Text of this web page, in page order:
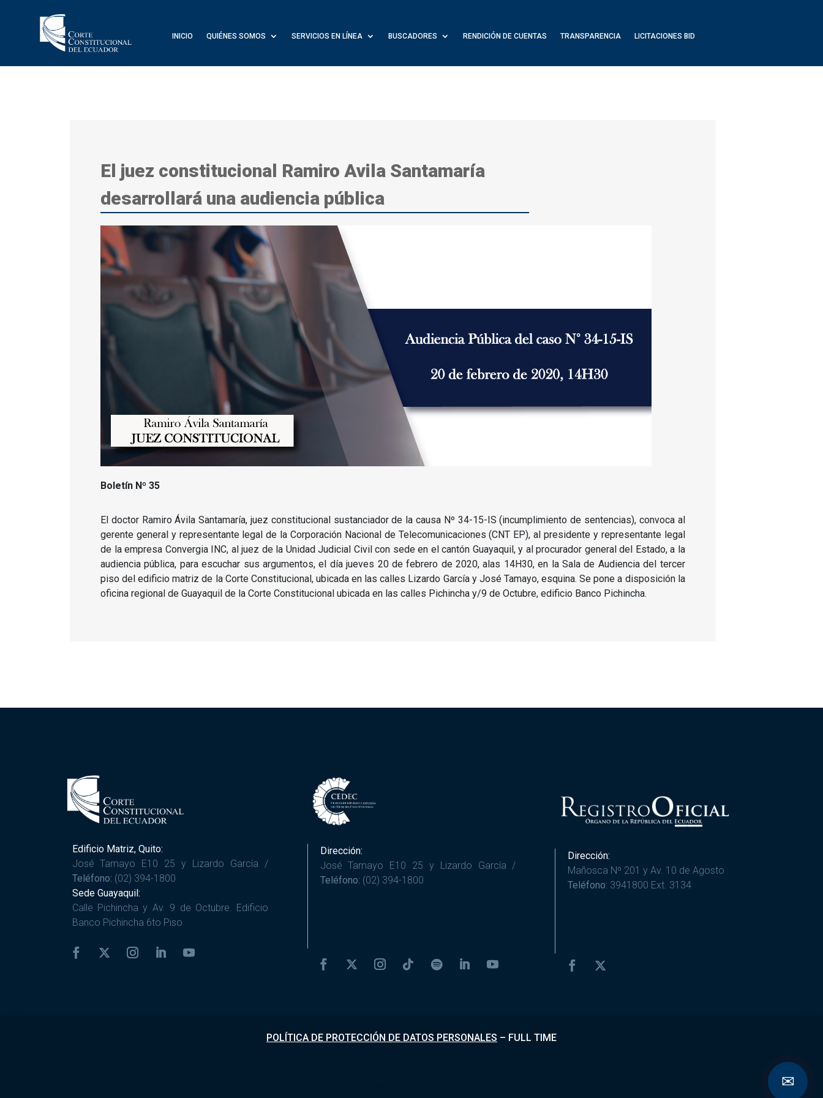
INICIO QUIÉNES SOMOS SERVICIOS EN LÍNEA BUSCADORES RENDICIÓN DE CUENTAS TRANSPARENCIA LICITACIONES BID
El juez constitucional Ramiro Avila Santamaría
desarrollará una audiencia pública
Boletín Nº 35
El doctor Ramiro Ávila Santamaría, juez constitucional sustanciador de la causa Nº 34-15-IS (incumplimiento de sentencias), convoca al
gerente general y representante legal de la Corporación Nacional de Telecomunicaciones (CNT EP), al presidente y representante legal
de la empresa Convergia INC, al juez de la Unidad Judicial Civil con sede en el cantón Guayaquil, y al procurador general del Estado, a la
audiencia pública, para escuchar sus argumentos, el día jueves 20 de febrero de 2020, alas 14H30, en la Sala de Audiencia del tercer
piso del edificio matriz de la Corte Constitucional, ubicada en las calles Lizardo García y José Tamayo, esquina. Se pone a disposición la
oficina regional de Guayaquil de la Corte Constitucional ubicada en las calles Pichincha y/9 de Octubre, edificio Banco Pichincha.
Edificio Matriz, Quito:
José Tamayo E10 25 y Lizardo García /
Teléfono: (02) 394-1800
Sede Guayaquil:
Calle Pichincha y Av. 9 de Octubre. Edificio
Banco Pichincha 6to Piso
Dirección:
José Tamayo E10 25 y Lizardo García /
Teléfono: (02) 394-1800
Dirección:
Mañosca Nº 201 y Av. 10 de Agosto
Teléfono: 3941800 Ext. 3134
POLÍTICA DE PROTECCIÓN DE DATOS PERSONALES – FULL TIME
✉